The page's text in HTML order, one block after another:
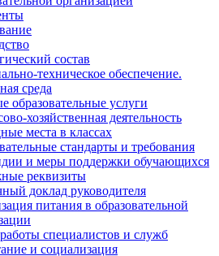
состав
техническое обеспечение.
среда
образовательные услуги
хозяйственная деятельность
места в классах
стандарты и требования
и меры поддержки обучающихся
реквизиты
доклад руководителя
питания в образовательной
специалистов и служб
и социализация